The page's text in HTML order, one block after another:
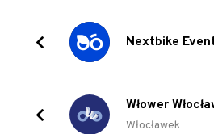
Nextbike
Włower
Włocławek